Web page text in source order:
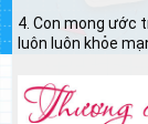
4. Con mong ước
luôn luôn khỏe